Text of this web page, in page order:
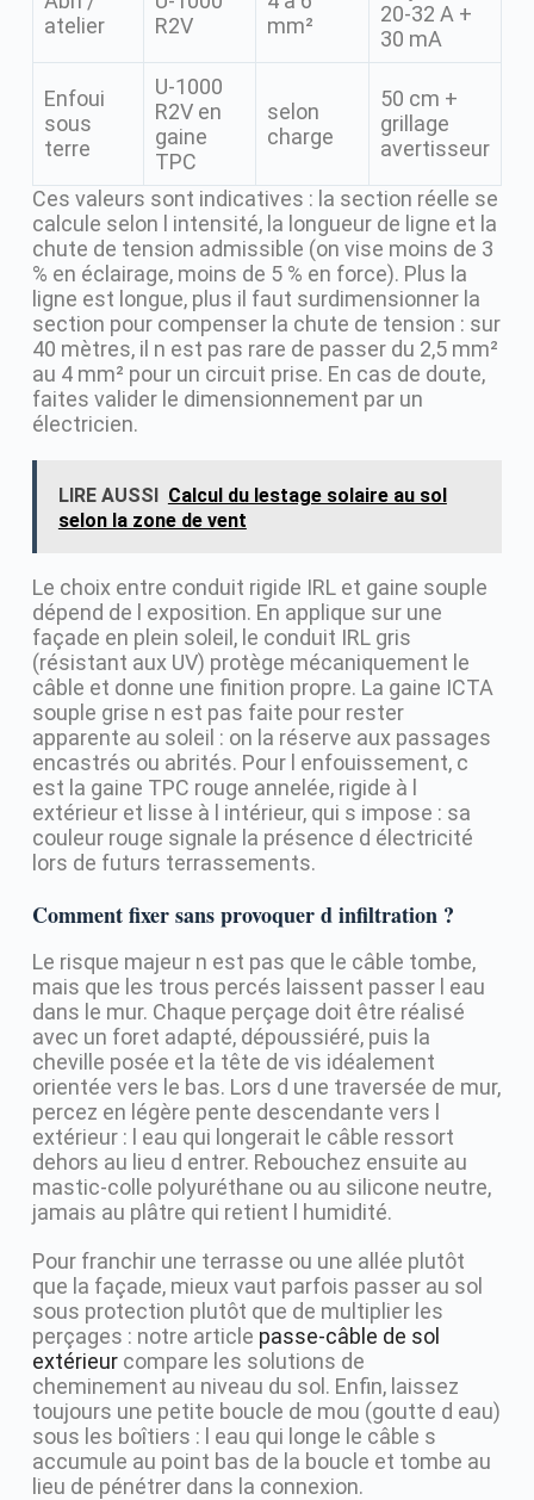
atelier
R2V
mm²
20-32 A +
30 mA
Enfoui
sous
terre
U-1000
R2V en
gaine
TPC
selon
charge
50 cm +
grillage
avertisseur
Ces valeurs sont indicatives : la section réelle se
calcule selon l intensité, la longueur de ligne et la
chute de tension admissible (on vise moins de 3
% en éclairage, moins de 5 % en force). Plus la
ligne est longue, plus il faut surdimensionner la
section pour compenser la chute de tension : sur
40 mètres, il n est pas rare de passer du 2,5 mm²
au 4 mm² pour un circuit prise. En cas de doute,
faites valider le dimensionnement par un
électricien.
LIRE AUSSI Calcul du lestage solaire au sol
selon la zone de vent
Le choix entre conduit rigide IRL et gaine souple
dépend de l exposition. En applique sur une
façade en plein soleil, le conduit IRL gris
(résistant aux UV) protège mécaniquement le
câble et donne une finition propre. La gaine ICTA
souple grise n est pas faite pour rester
apparente au soleil : on la réserve aux passages
encastrés ou abrités. Pour l enfouissement, c
est la gaine TPC rouge annelée, rigide à l
extérieur et lisse à l intérieur, qui s impose : sa
couleur rouge signale la présence d électricité
lors de futurs terrassements.
Comment fixer sans provoquer d infiltration ?
Le risque majeur n est pas que le câble tombe,
mais que les trous percés laissent passer l eau
dans le mur. Chaque perçage doit être réalisé
avec un foret adapté, dépoussiéré, puis la
cheville posée et la tête de vis idéalement
orientée vers le bas. Lors d une traversée de mur,
percez en légère pente descendante vers l
extérieur : l eau qui longerait le câble ressort
dehors au lieu d entrer. Rebouchez ensuite au
mastic-colle polyuréthane ou au silicone neutre,
jamais au plâtre qui retient l humidité.
Pour franchir une terrasse ou une allée plutôt
que la façade, mieux vaut parfois passer au sol
sous protection plutôt que de multiplier les
perçages : notre article passe-câble de sol
extérieurcompare les solutions de
cheminement au niveau du sol. Enfin, laissez
toujours une petite boucle de mou (goutte d eau)
sous les boîtiers : l eau qui longe le câble s
accumule au point bas de la boucle et tombe au
lieu de pénétrer dans la connexion.